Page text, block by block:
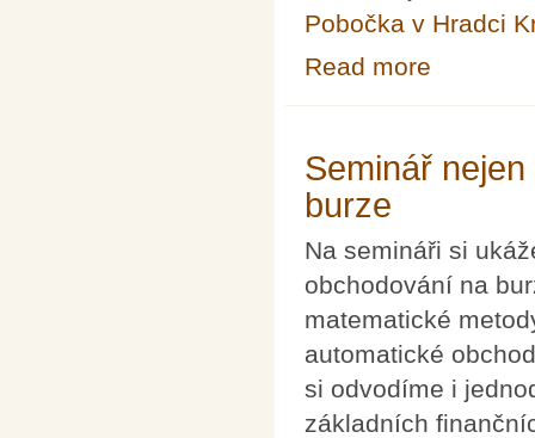
Pobočka v Hradci
Read more
Seminář
burze
Na semináři si
obchodování na
matematické
automatické
si odvodíme i
základních